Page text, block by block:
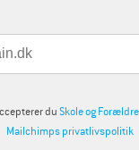
duSkole og
Mailchimps privatlivspolitik